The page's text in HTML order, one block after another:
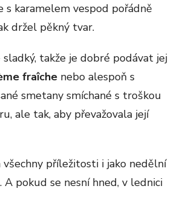
s karamelem vespod pořádně
držel pěkný tvar.
takže je dobré podávat jej
fraîche nebo alespoň s
smetany smíchané s troškou
ale tak, aby převažovala její
všechny příležitosti i jako nedělní
A pokud se nesní hned, v lednici